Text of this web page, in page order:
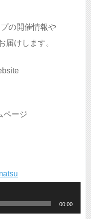
の開催情報や
届けします。
ページ
00:00